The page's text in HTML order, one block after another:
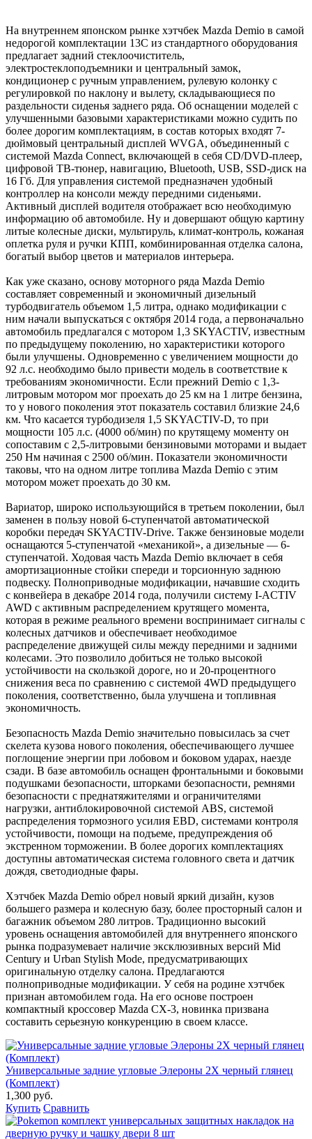
На внутреннем японском рынке хэтчбек Mazda Demio в самой
недорогой комплектации 13C из стандартного оборудования
предлагает задний стеклоочиститель,
электростеклоподъемники и центральный замок,
кондиционер с ручным управлением, рулевую колонку с
регулировкой по наклону и вылету, складывающиеся по
раздельности сиденья заднего ряда. Об оснащении моделей с
улучшенными базовыми характеристиками можно судить по
более дорогим комплектациям, в состав которых входят 7-
дюймовый центральный дисплей WVGA, объединенный с
системой Mazda Connect, включающей в себя CD/DVD-плеер,
цифровой ТВ-тюнер, навигацию, Bluetooth, USB, SSD-диск на
16 Гб. Для управления системой предназначен удобный
контроллер на консоли между передними сиденьями.
Активный дисплей водителя отображает всю необходимую
информацию об автомобиле. Ну и довершают общую картину
литые колесные диски, мультируль, климат-контроль, кожаная
оплетка руля и ручки КПП, комбинированная отделка салона,
богатый выбор цветов и материалов интерьера.
Как уже сказано, основу моторного ряда Mazda Demio
составляет современный и экономичный дизельный
турбодвигатель объемом 1,5 литра, однако модификации с
ним начали выпускаться с октября 2014 года, а первоначально
автомобиль предлагался с мотором 1,3 SKYACTIV, известным
по предыдущему поколению, но характеристики которого
были улучшены. Одновременно с увеличением мощности до
92 л.с. необходимо было привести модель в соответствие к
требованиям экономичности. Если прежний Demio с 1,3-
литровым мотором мог проехать до 25 км на 1 литре бензина,
то у нового поколения этот показатель составил близкие 24,6
км. Что касается турбодизеля 1,5 SKYACTIV-D, то при
мощности 105 л.с. (4000 об/мин) по крутящему моменту он
сопоставим с 2,5-литровыми бензиновыми моторами и выдает
250 Нм начиная с 2500 об/мин. Показатели экономичности
таковы, что на одном литре топлива Mazda Demio с этим
мотором может проехать до 30 км.
Вариатор, широко использующийся в третьем поколении, был
заменен в пользу новой 6-ступенчатой автоматической
коробки передач SKYACTIV-Drive. Также бензиновые модели
оснащаются 5-ступенчатой «механикой», а дизельные — 6-
ступенчатой. Ходовая часть Mazda Demio включает в себя
амортизационные стойки спереди и торсионную заднюю
подвеску. Полноприводные модификации, начавшие сходить
с конвейера в декабре 2014 года, получили систему I-ACTIV
AWD с активным распределением крутящего момента,
которая в режиме реального времени воспринимает сигналы с
колесных датчиков и обеспечивает необходимое
распределение движущей силы между передними и задними
колесами. Это позволило добиться не только высокой
устойчивости на скользкой дороге, но и 20-процентного
снижения веса по сравнению с системой 4WD предыдущего
поколения, соответственно, была улучшена и топливная
экономичность.
Безопасность Mazda Demio значительно повысилась за счет
скелета кузова нового поколения, обеспечивающего лучшее
поглощение энергии при лобовом и боковом ударах, наезде
сзади. В базе автомобиль оснащен фронтальными и боковыми
подушками безопасности, шторками безопасности, ремнями
безопасности с преднатяжителями и ограничителями
нагрузки, антиблокировочной системой ABS, системой
распределения тормозного усилия EBD, системами контроля
устойчивости, помощи на подъеме, предупреждения об
экстренном торможении. В более дорогих комплектациях
доступны автоматическая система головного света и датчик
дождя, светодиодные фары.
Хэтчбек Mazda Demio обрел новый яркий дизайн, кузов
большего размера и колесную базу, более просторный салон и
багажник объемом 280 литров. Традиционно высокий
уровень оснащения автомобилей для внутреннего японского
рынка подразумевает наличие эксклюзивных версий Mid
Century и Urban Stylish Mode, предусматривающих
оригинальную отделку салона. Предлагаются
полноприводные модификации. У себя на родине хэтчбек
признан автомобилем года. На его основе построен
компактный кроссовер Mazda CX-3, новинка призвана
составить серьезную конкуренцию в своем классе.
Универсальные задние угловые Элероны 2X черный глянец
(Комплект)
1,300 руб.
Купить Сравнить